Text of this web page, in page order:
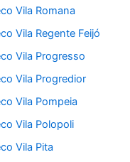
Vila Romana
Vila Regente Feijó
Vila Progresso
Vila Progredior
Vila Pompeia
Vila Polopoli
Vila Pita